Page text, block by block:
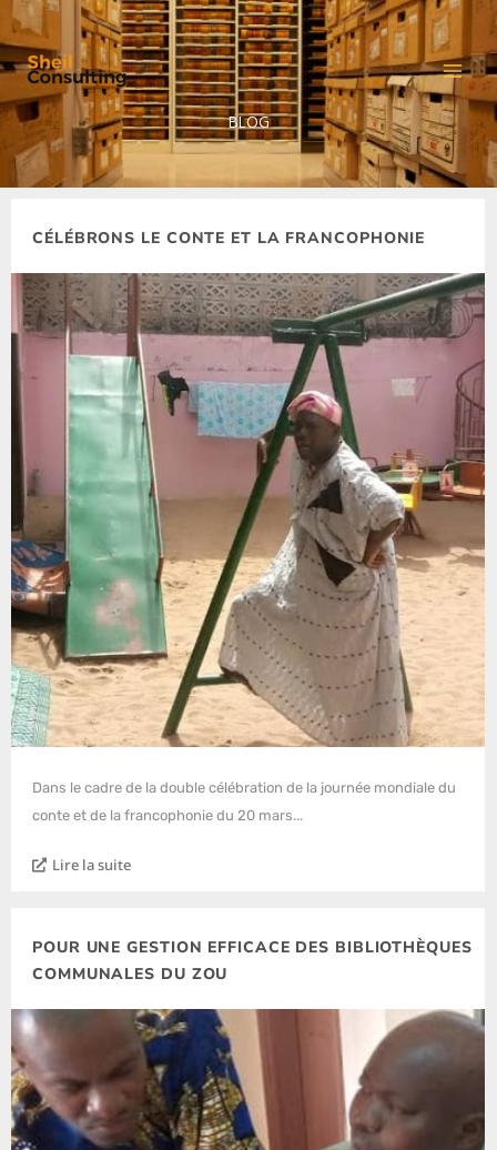
Aller
au
contenu
BLOG
CÉLÉBRONS LE CONTE ET LA FRANCOPHONIE
Dans le cadre de la double célébration de la journée mondiale du
conte et de la francophonie du 20 mars...
Lire la suite
POUR UNE GESTION EFFICACE DES BIBLIOTHÈQUES
COMMUNALES DU ZOU